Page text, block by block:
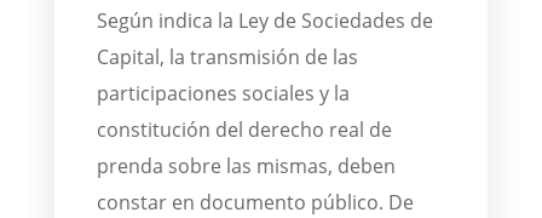
Según indica la Ley de Sociedades de
Capital, la transmisión de las
participaciones sociales y la
constitución del derecho real de
prenda sobre las mismas, deben
constar en documento público. De